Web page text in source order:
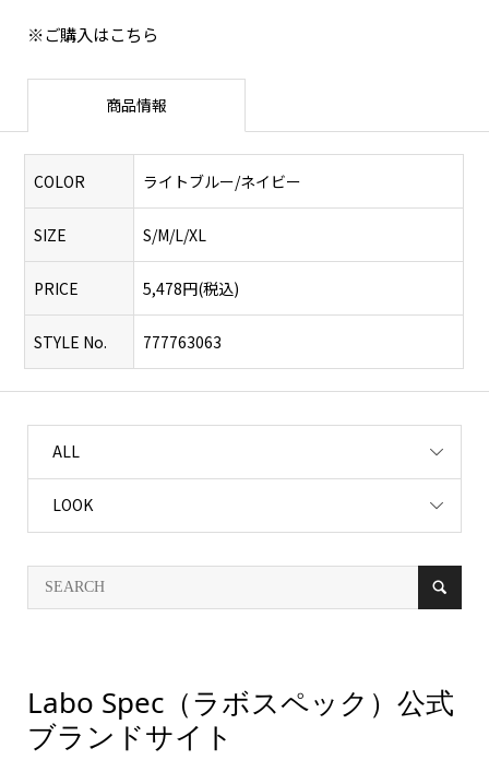
※ご購入はこちら
商品情報
COLOR ライトブルー/ネイビー
SIZE S/M/L/XL
PRICE 5,478円(税込)
STYLE No. 777763063
ALL
LOOK
Labo Spec（ラボスペック）公式
ブランドサイト